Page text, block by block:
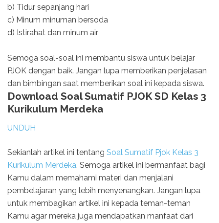
b) Tidur sepanjang hari
c) Minum minuman bersoda
d) Istirahat dan minum air
Semoga soal-soal ini membantu siswa untuk belajar
PJOK dengan baik. Jangan lupa memberikan penjelasan
dan bimbingan saat memberikan soal ini kepada siswa.
Download Soal Sumatif PJOK SD Kelas 3
Kurikulum Merdeka
UNDUH
Sekianlah artikel ini tentang Soal Sumatif Pjok Kelas 3
Kurikulum Merdeka. Semoga artikel ini bermanfaat bagi
Kamu dalam memahami materi dan menjalani
pembelajaran yang lebih menyenangkan. Jangan lupa
untuk membagikan artikel ini kepada teman-teman
Kamu agar mereka juga mendapatkan manfaat dari